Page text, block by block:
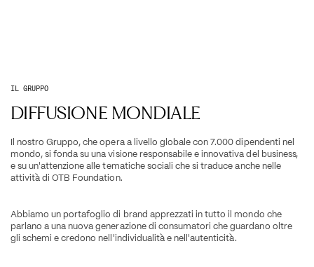
IL GRUPPO
DIFFUSIONE MONDIALE
Il nostro Gruppo, che opera a livello globale con 7.000 dipendenti nel
mondo, si fonda su una visione responsabile e innovativa del business,
e su un'attenzione alle tematiche sociali che si traduce anche nelle
attività di OTB Foundation.
Abbiamo un portafoglio di brand apprezzati in tutto il mondo che
parlano a una nuova generazione di consumatori che guardano oltre
gli schemi e credono nell'individualità e nell'autenticità.